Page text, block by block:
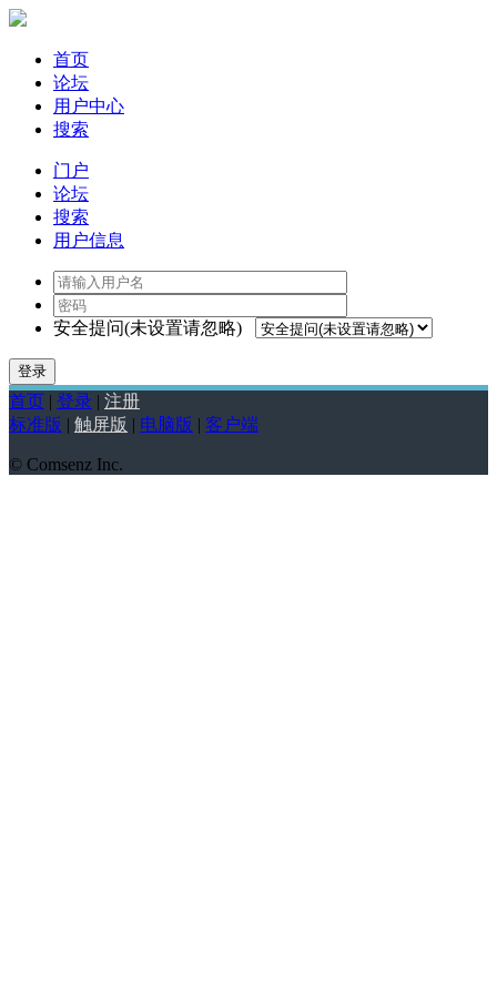
首页
论坛
用户中心
搜索
门户
论坛
搜索
用户信息
安全提问(未设置请忽略)
登录
首页 | 登录 | 注册
标准版 | 触屏版 | 电脑版 | 客户端
© Comsenz Inc.